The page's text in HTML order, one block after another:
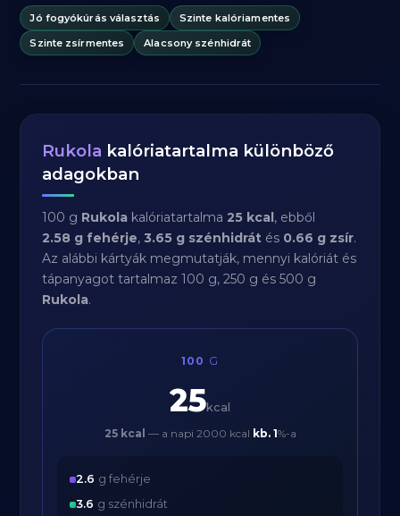
Jó fogyókúrás választás
Szinte kalóriamentes
Szinte zsírmentes
Alacsony szénhidrát
Rukola kalóriatartalma különböző
adagokban
100 g Rukola kalóriatartalma25 kcal, ebből
2.58 g fehérje,3.65 g szénhidrát és 0.66 g zsír.
Az alábbi kártyák megmutatják, mennyi kalóriát és
tápanyagot tartalmaz 100 g, 250 g és 500 g
Rukola.
100 G
25kcal
25 kcal — a napi 2000 kcal kb. 1%-a
2.6 g fehérje
3.6 g szénhidrát